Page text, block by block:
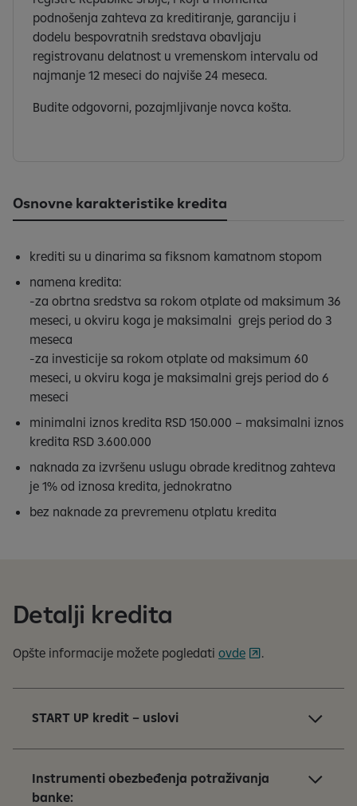
podnošenja zahteva za kreditiranje, garanciju i
dodelu bespovratnih sredstava obavljaju
registrovanu delatnost u vremenskom intervalu od
najmanje 12 meseci do najviše 24 meseca.
Budite odgovorni, pozajmljivanje novca košta.
Osnovne karakteristike kredita
krediti su u dinarima sa fiksnom kamatnom stopom
namena kredita:
-za obrtna sredstva sa rokom otplate od maksimum 36
meseci, u okviru koga je maksimalni grejs period do 3
meseca
-za investicije sa rokom otplate od maksimum 60
meseci, u okviru koga je maksimalni grejs period do 6
meseci
minimalni iznos kredita RSD 150.000 – maksimalni iznos
kredita RSD 3.600.000
naknada za izvršenu uslugu obrade kreditnog zahteva
je 1% od iznosa kredita, jednokratno
bez naknade za prevremenu otplatu kredita
Detalji kredita
Opšte informacije možete pogledati ovde .
START UP kredit – uslovi
Instrumenti obezbeđenja potraživanja
banke: